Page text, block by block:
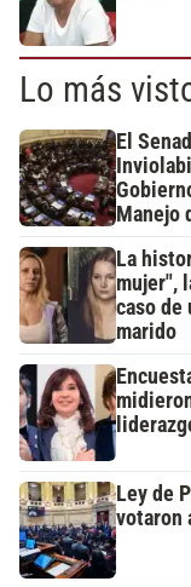
Lo más
El
Manejo
La
mujer",
caso de
marido
Ley de
votaron